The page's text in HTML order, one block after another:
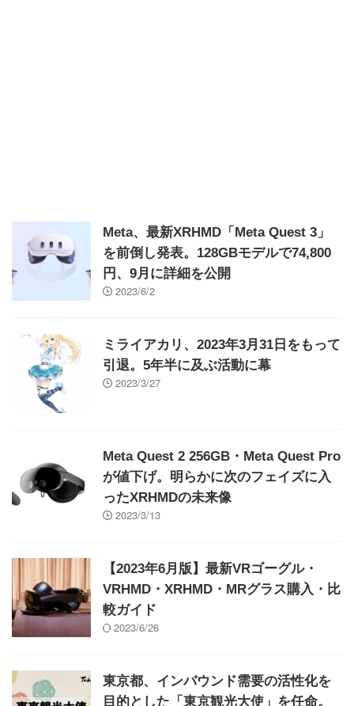
Meta、最新XRHMD「Meta Quest 3」
を前倒し発表。128GBモデルで74,800
円、9月に詳細を公開
2023/6/2
ミライアカリ、2023年3月31日をもって
引退。5年半に及ぶ活動に幕
2023/3/27
Meta Quest 2 256GB・Meta Quest Pro
が値下げ。明らかに次のフェイズに入
ったXRHMDの未来像
2023/3/13
【2023年6月版】最新VRゴーグル・
VRHMD・XRHMD・MRグラス購入・比
較ガイド
2023/6/26
東京都、インバウンド需要の活性化を
目的とした「東京観光大使」を任命。